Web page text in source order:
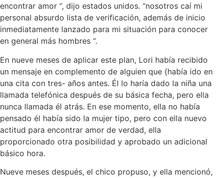
encontrar amor “, dijo estados unidos. “nosotros caí mi
personal absurdo lista de verificación, además de inicio
inmediatamente lanzado para mi situación para conocer
en general más hombres “.
En nueve meses de aplicar este plan, Lori había recibido
un mensaje en complemento de alguien que {había ido en
una cita con tres- años antes. Él lo haría dado la niña una
llamada telefónica después de su básica fecha, pero ella
nunca llamada él atrás. En ese momento, ella no había
pensado él había sido la mujer tipo, pero con ella nuevo
actitud para encontrar amor de verdad, ella
proporcionado otra posibilidad y aprobado un adicional
básico hora.
Nueve meses después, el chico propuso, y ella mencionó,